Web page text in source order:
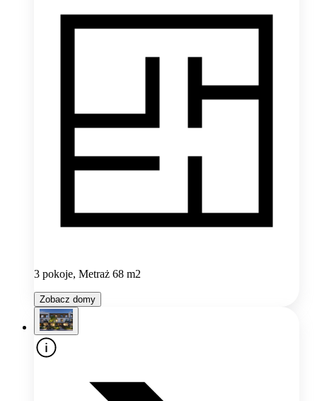
3 pokoje, Metraż 68 m2
Zobacz domy